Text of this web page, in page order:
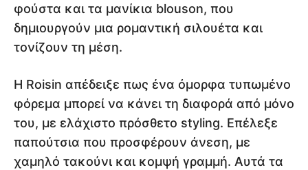
φούστα και τα μανίκια blouson, που
δημιουργούν μια ρομαντική σιλουέτα και
τονίζουν τη μέση.
Η Roisin απέδειξε πως ένα όμορφα τυπωμένο
φόρεμα μπορεί να κάνει τη διαφορά από μόνο
του, με ελάχιστο πρόσθετο styling. Επέλεξε
παπούτσια που προσφέρουν άνεση, με
χαμηλό τακούνι και κομψή γραμμή. Αυτά τα